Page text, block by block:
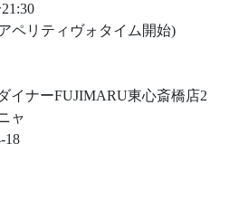
ペリティヴォタイム開始)
イナーFUJIMARU東心斎橋店2
ャ
18